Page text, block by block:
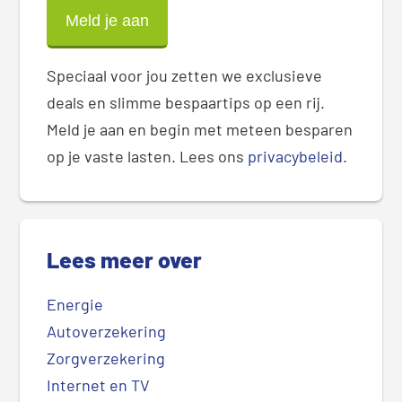
Speciaal voor jou zetten we exclusieve
deals en slimme bespaartips op een rij.
Meld je aan en begin met meteen besparen
op je vaste lasten. Lees ons privacybeleid.
Lees meer over
Energie
Autoverzekering
Zorgverzekering
Internet en TV